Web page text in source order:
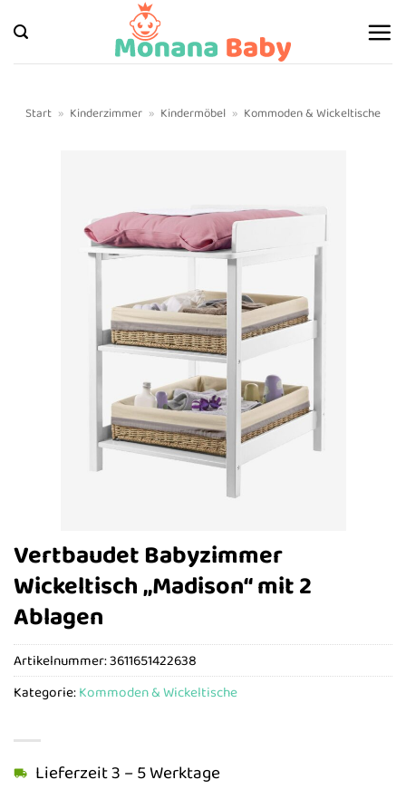
Inhalt
springen
Start » Kinderzimmer » Kindermöbel » Kommoden & Wickeltische
Vertbaudet Babyzimmer
Wickeltisch „Madison“ mit 2
Ablagen
Lieferzeit 3 – 5 Werktage
Artikelnummer:3611651422638
Kategorie:Kommoden & Wickeltische